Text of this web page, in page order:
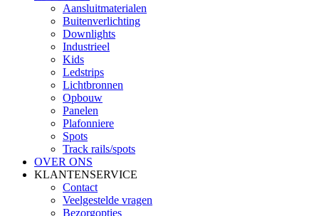
Aansluitmaterialen
Buitenverlichting
Downlights
Industrieel
Kids
Ledstrips
Lichtbronnen
Opbouw
Panelen
Plafonniere
Spots
Track rails/spots
OVER ONS
KLANTENSERVICE
Contact
Veelgestelde vragen
Bezorgopties